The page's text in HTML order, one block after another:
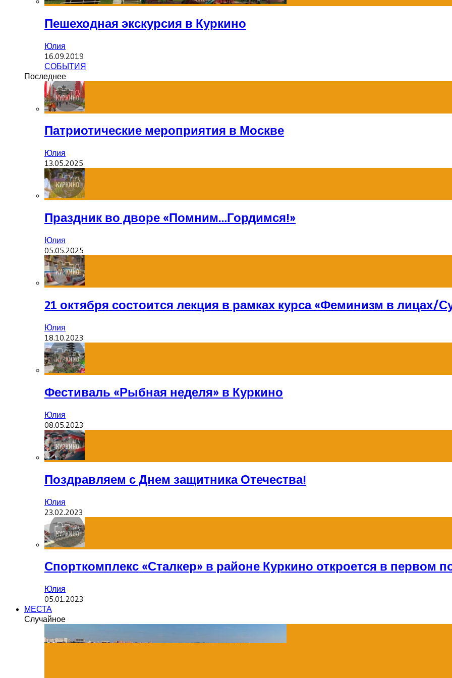
Пешеходная экскурсия в Куркино
Юлия
16.09.2019
СОБЫТИЯ
Последнее
Патриотические мероприятия в Москве
Юлия
13.05.2025
Праздник во дворе «Помним…Гордимся!»
Юлия
05.05.2025
21 октября состоится лекция в рамках курса «Феминизм в лицах/
Юлия
18.10.2023
Фестиваль «Рыбная неделя» в Куркино
Юлия
08.05.2023
Поздравляем с Днем защитника Отечества!
Юлия
23.02.2023
Спорткомплекс «Сталкер» в районе Куркино откроется в первом
Юлия
05.01.2023
МЕСТА
Случайное